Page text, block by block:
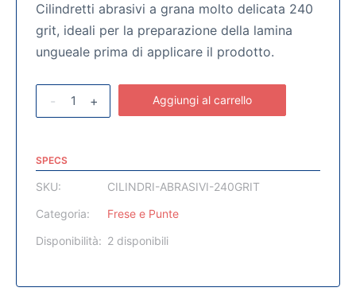
Cilindretti abrasivi a grana molto delicata 240
grit, ideali per la preparazione della lamina
ungueale prima di applicare il prodotto.
- + Aggiungi al carrello
SPECS
SKU:
CILINDRI-ABRASIVI-240GRIT
Categoria:
Frese e Punte
Disponibilità: 2 disponibili